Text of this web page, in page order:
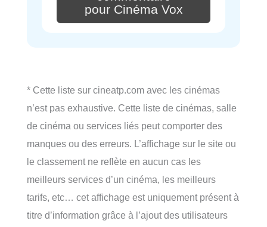
pour Cinéma Vox
* Cette liste sur cineatp.com avec les cinémas
n’est pas exhaustive. Cette liste de cinémas, salle
de cinéma ou services liés peut comporter des
manques ou des erreurs. L’affichage sur le site ou
le classement ne reflète en aucun cas les
meilleurs services d’un cinéma, les meilleurs
tarifs, etc… cet affichage est uniquement présent à
titre d’information grâce à l’ajout des utilisateurs